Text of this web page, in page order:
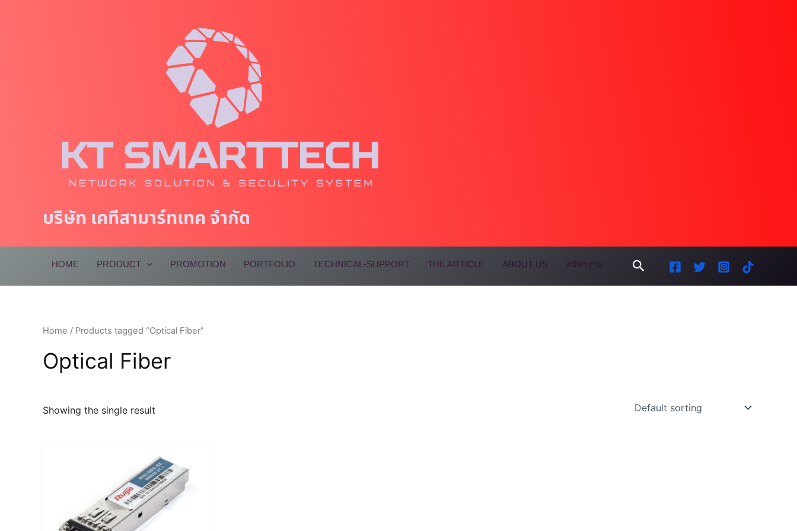
บริษัท เคทีสามาร์ทเทค จำกัด
HOME PRODUCT PROMOTION PORTFOLIO TECHNICAL-SUPPORT THE ARTICLE ABOUT US สมัครงาน Search
Home / Products tagged “Optical Fiber”
Optical Fiber
Showing the single result